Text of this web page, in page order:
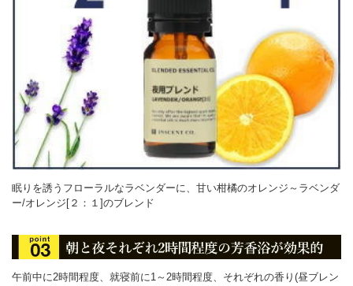
眠りを誘うフローラルなラベンダーに、甘い柑橘のオレンジ～ラベンダ
ー/オレンジ[２：１]のブレンド
午前中に2時間程度、就寝前に1～2時間程度、それぞれの香り(昼ブレン